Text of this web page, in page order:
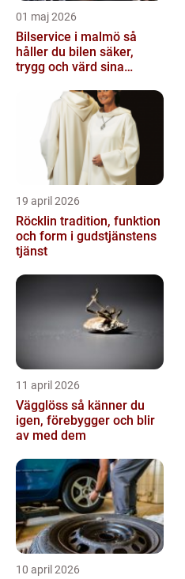
01 maj 2026
Bilservice i malmö så
håller du bilen säker,
trygg och värd sina
19 april 2026
Röcklin tradition, funktion
och form i gudstjänstens
tjänst
11 april 2026
Vägglöss så känner du
igen, förebygger och blir
av med dem
10 april 2026